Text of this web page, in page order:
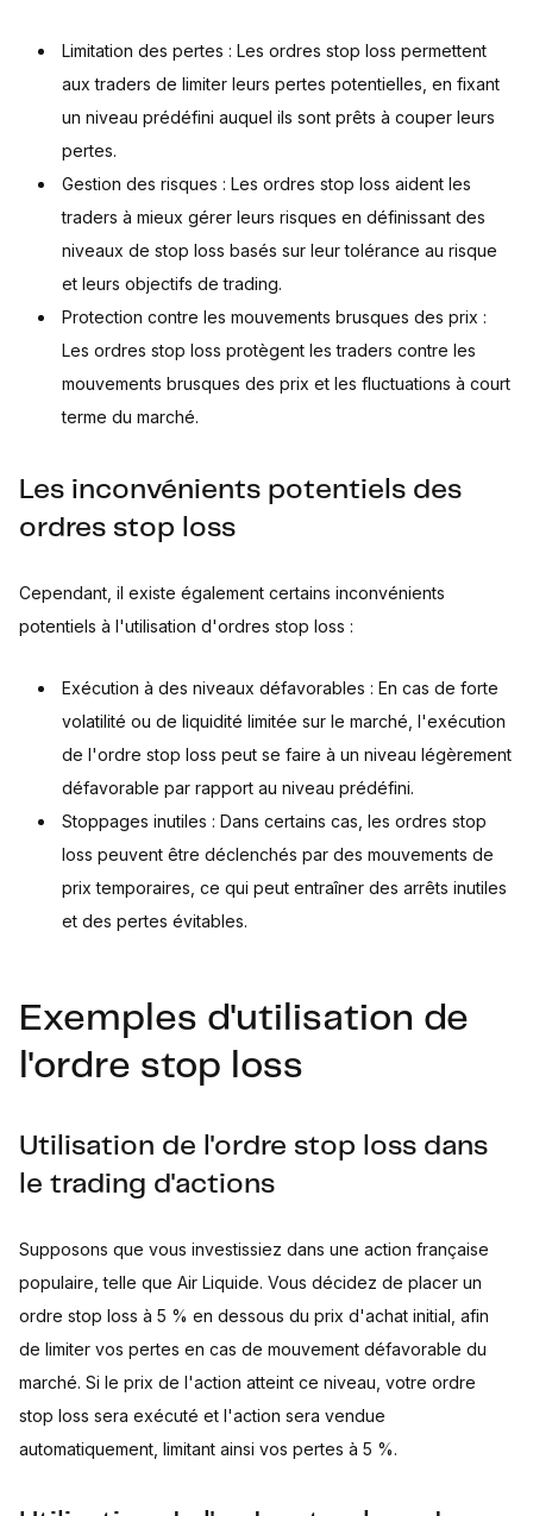
Limitation des pertes : Les ordres stop loss permettent
aux traders de limiter leurs pertes potentielles, en fixant
un niveau prédéfini auquel ils sont prêts à couper leurs
pertes.
Gestion des risques : Les ordres stop loss aident les
traders à mieux gérer leurs risques en définissant des
niveaux de stop loss basés sur leur tolérance au risque
et leurs objectifs de trading.
Protection contre les mouvements brusques des prix :
Les ordres stop loss protègent les traders contre les
mouvements brusques des prix et les fluctuations à court
terme du marché.
Les inconvénients potentiels des
ordres stop loss
Cependant, il existe également certains inconvénients
potentiels à l'utilisation d'ordres stop loss :
Exécution à des niveaux défavorables : En cas de forte
volatilité ou de liquidité limitée sur le marché, l'exécution
de l'ordre stop loss peut se faire à un niveau légèrement
défavorable par rapport au niveau prédéfini.
Stoppages inutiles : Dans certains cas, les ordres stop
loss peuvent être déclenchés par des mouvements de
prix temporaires, ce qui peut entraîner des arrêts inutiles
et des pertes évitables.
Exemples d'utilisation de
l'ordre stop loss
Utilisation de l'ordre stop loss dans
le trading d'actions
Supposons que vous investissiez dans une action française
populaire, telle que Air Liquide. Vous décidez de placer un
ordre stop loss à 5 % en dessous du prix d'achat initial, afin
de limiter vos pertes en cas de mouvement défavorable du
marché. Si le prix de l'action atteint ce niveau, votre ordre
stop loss sera exécuté et l'action sera vendue
automatiquement, limitant ainsi vos pertes à 5 %.